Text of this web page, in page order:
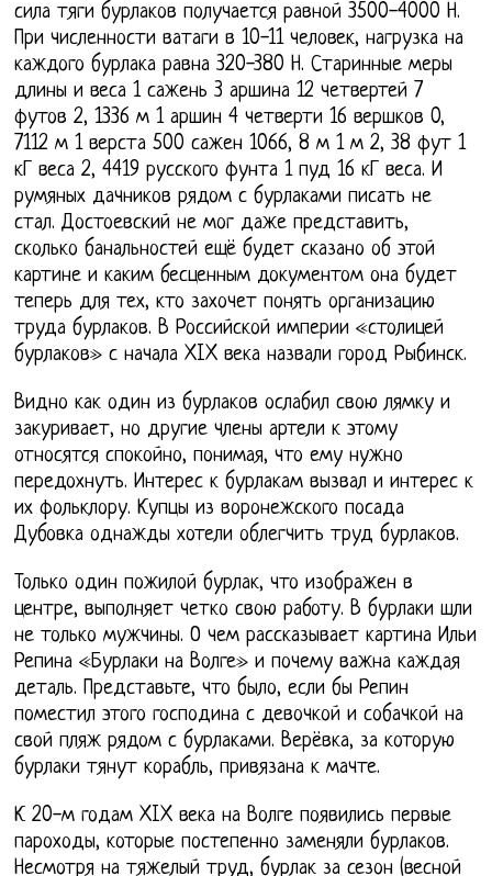
сила тяги бурлаков получается равной 3500-4000 Н.
При численности ватаги в 10-11 человек, нагрузка на
каждого бурлака равна 320-380 Н. Старинные меры
длины и веса 1 сажень 3 аршина 12 четвертей 7
футов 2, 1336 м 1 аршин 4 четверти 16 вершков 0,
7112 м 1 верста 500 сажен 1066, 8 м 1 м 2, 38 фут 1
кГ веса 2, 4419 русского фунта 1 пуд 16 кГ веса. И
румяных дачников рядом с бурлаками писать не
стал. Достоевский не мог даже представить,
сколько банальностей ещё будет сказано об этой
картине и каким бесценным документом она будет
теперь для тех, кто захочет понять организацию
труда бурлаков. В Российской империи «столицей
бурлаков» с начала XIX века назвали город Рыбинск.
Видно как один из бурлаков ослабил свою лямку и
закуривает, но другие члены артели к этому
относятся спокойно, понимая, что ему нужно
передохнуть. Интерес к бурлакам вызвал и интерес к
их фольклору. Купцы из воронежского посада
Дубовка однажды хотели облегчить труд бурлаков.
Только один пожилой бурлак, что изображен в
центре, выполняет четко свою работу. В бурлаки шли
не только мужчины. О чем рассказывает картина Ильи
Репина «Бурлаки на Волге» и почему важна каждая
деталь. Представьте, что было, если бы Репин
поместил этого господина с девочкой и собачкой на
свой пляж рядом с бурлаками. Верёвка, за которую
бурлаки тянут корабль, привязана к мачте.
К 20-м годам XIX века на Волге появились первые
пароходы, которые постепенно заменяли бурлаков.
Несмотря на тяжелый труд, бурлак за сезон (весной